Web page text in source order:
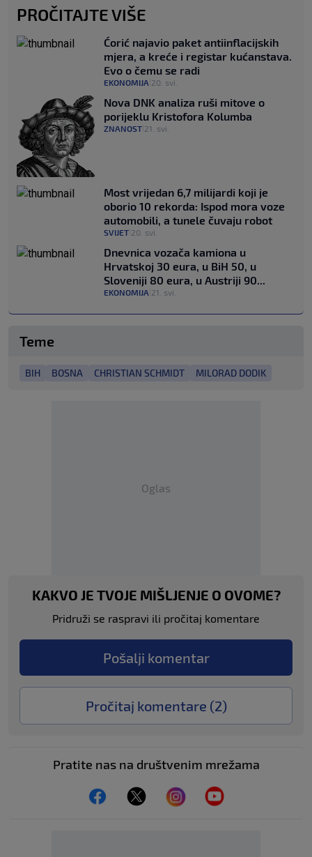
PROČITAJTE VIŠE
Ćorić najavio paket antiinflacijskih
mjera, a kreće i registar kućanstava.
Evo o čemu se radi
EKONOMIJA 20. svi.
Nova DNK analiza ruši mitove o
porijeklu Kristofora Kolumba
ZNANOST 21. svi.
Most vrijedan 6,7 milijardi koji je
oborio 10 rekorda: Ispod mora voze
automobili, a tunele čuvaju robot
SVIJET 20. svi.
Dnevnica vozača kamiona u
Hrvatskoj 30 eura, u BiH 50, u
Sloveniji 80 eura, u Austriji 90...
EKONOMIJA 21. svi.
Teme
BIH BOSNA CHRISTIAN SCHMIDT MILORAD DODIK
Oglas
KAKVO JE TVOJE MIŠLJENJE O OVOME?
Pridruži se raspravi ili pročitaj komentare
Pošalji komentar
Pročitaj komentare (2)
Pratite nas na društvenim mrežama